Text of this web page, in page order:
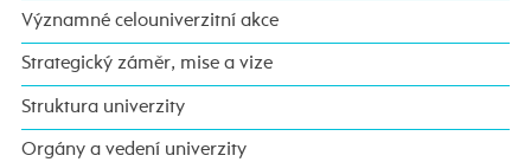
Významné celouniverzitní akce
Strategický záměr, mise a vize
Struktura univerzity
Orgány a vedení univerzity